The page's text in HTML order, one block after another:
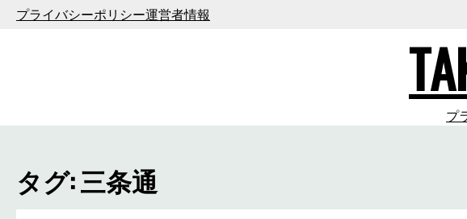
プ
プライバシーポリシー運営者情報
プ
タグ:三条通